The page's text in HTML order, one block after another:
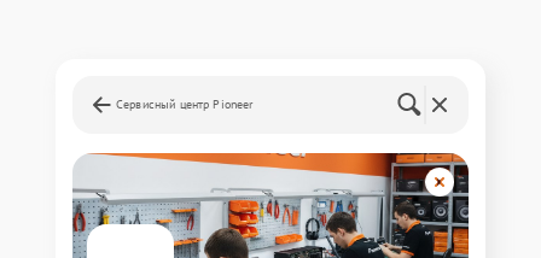
Сервисный центр Pioneer